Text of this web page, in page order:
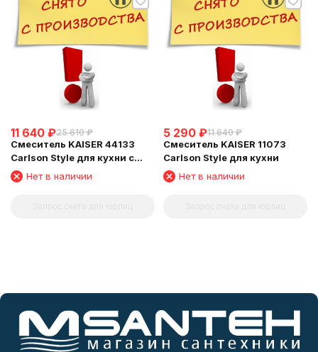
11 640 ₽25 610 ₽
Смеситель KAISER 44133
Carlson Style для кухни с
краном для питьевой воды
Нет в наличии
5 290 ₽11 640 ₽
Смеситель KAISER 11073
Carlson Style для кухни
Нет в наличии